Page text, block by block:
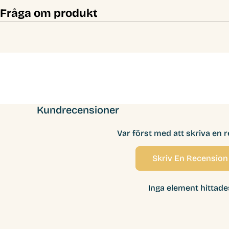
Fråga om produkt
Kundrecensioner
Var först med att skriva en
Skriv En Recension
Inga element